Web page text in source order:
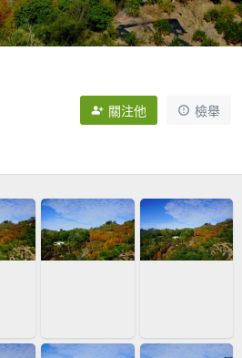
關注他 檢舉